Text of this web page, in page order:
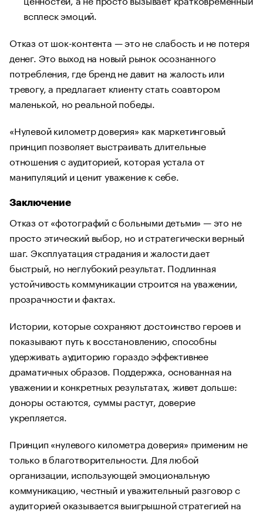
всплеск эмоций.
Отказ от шок-контента — это не слабость и не потеря
денег. Это выход на новый рынок осознанного
потребления, где бренд не давит на жалость или
тревогу, а предлагает клиенту стать соавтором
маленькой, но реальной победы.
«Нулевой километр доверия» как маркетинговый
принцип позволяет выстраивать длительные
отношения с аудиторией, которая устала от
манипуляций и ценит уважение к себе.
Заключение
Отказ от «фотографий с больными детьми» — это не
просто этический выбор, но и стратегически верный
шаг. Эксплуатация страдания и жалости дает
быстрый, но неглубокий результат. Подлинная
устойчивость коммуникации строится на уважении,
прозрачности и фактах.
Истории, которые сохраняют достоинство героев и
показывают путь к восстановлению, способны
удерживать аудиторию гораздо эффективнее
драматичных образов. Поддержка, основанная на
уважении и конкретных результатах, живет дольше:
доноры остаются, суммы растут, доверие
укрепляется.
Принцип «нулевого километра доверия» применим не
только в благотворительности. Для любой
организации, использующей эмоциональную
коммуникацию, честный и уважительный разговор с
аудиторией оказывается выигрышной стратегией на